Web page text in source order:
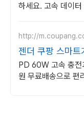
하세요. 고속 데이
http://
젠더 쿠팡 스마트
PD 60W 고속 충전
원 무료배송으로 편